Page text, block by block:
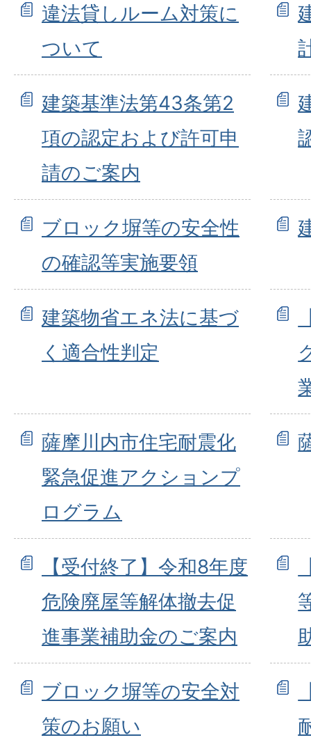
違法貸しルーム対策に
ついて
建築基準法第43条第2
項の認定および許可申
請のご案内
ブロック塀等の安全性
の確認等実施要領
建築物省エネ法に基づ
く適合性判定
薩摩川内市住宅耐震化
緊急促進アクションプ
ログラム
【受付終了】令和8年度
危険廃屋等解体撤去促
進事業補助金のご案内
ブロック塀等の安全対
策のお願い